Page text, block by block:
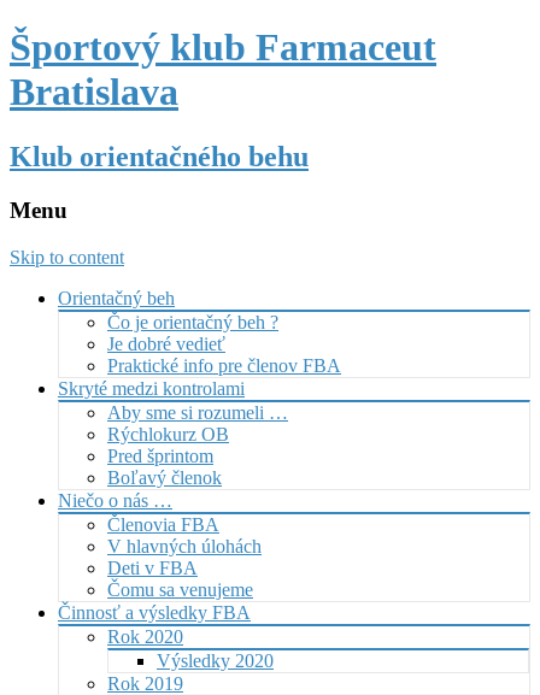
Športový klub Farmaceut
Bratislava
Klub orientačného behu
Menu
Skip to content
Orientačný beh
Čo je orientačný beh ?
Je dobré vedieť
Praktické info pre členov FBA
Skryté medzi kontrolami
Aby sme si rozumeli …
Rýchlokurz OB
Pred šprintom
Boľavý členok
Niečo o nás …
Členovia FBA
V hlavných úlohách
Deti v FBA
Čomu sa venujeme
Činnosť a výsledky FBA
Rok 2020
Výsledky 2020
Rok 2019